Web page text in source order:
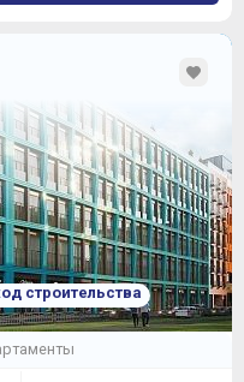
строительства